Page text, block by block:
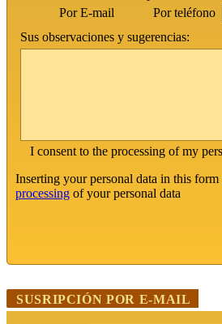
Por E-mail
Por teléfono
Sus observaciones y sugerencias:
I consent to the processing of my
Inserting your personal data in this
processing of your personal data
SUSRIPCIÓN POR E-MAIL